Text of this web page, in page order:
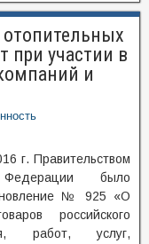
при участии в
и
г. Правительством
Федерации было
№ 925 «О
российского
работ, услуг,